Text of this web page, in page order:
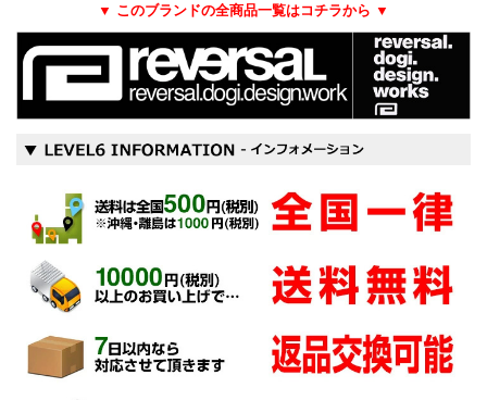
▼ このブランドの全商品一覧はコチラから ▼